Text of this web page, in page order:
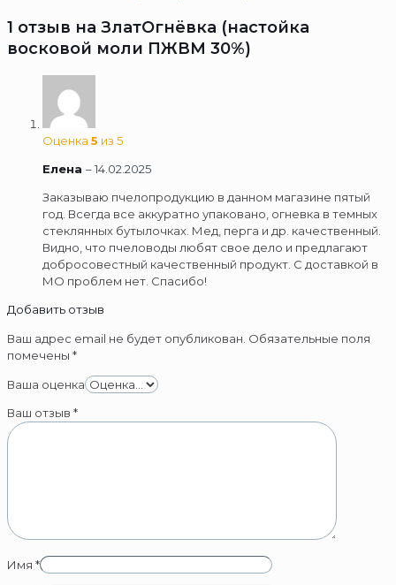
1 отзыв на ЗлатОгнёвка (настойка
восковой моли ПЖВМ 30%)
Оценка 5 из 5
Елена –14.02.2025
Заказываю пчелопродукцию в данном магазине пятый
год. Всегда все аккуратно упаковано, огневка в темных
стеклянных бутылочках. Мед, перга и др. качественный.
Видно, что пчеловоды любят свое дело и предлагают
добросовестный качественный продукт. С доставкой в
МО проблем нет. Спасибо!
Добавить отзыв
Ваш адрес email не будет опубликован. Обязательные поля
помечены *
Ваша оценка
Ваш отзыв *
Имя *